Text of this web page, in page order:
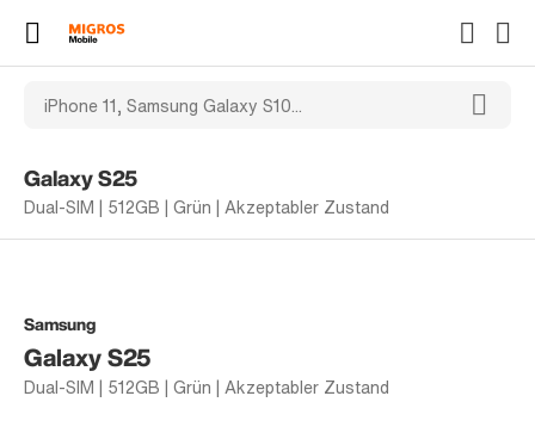
Galaxy S25
Dual-SIM | 512GB | Grün | Akzeptabler Zustand
Samsung
Galaxy S25
Dual-SIM | 512GB | Grün | Akzeptabler Zustand